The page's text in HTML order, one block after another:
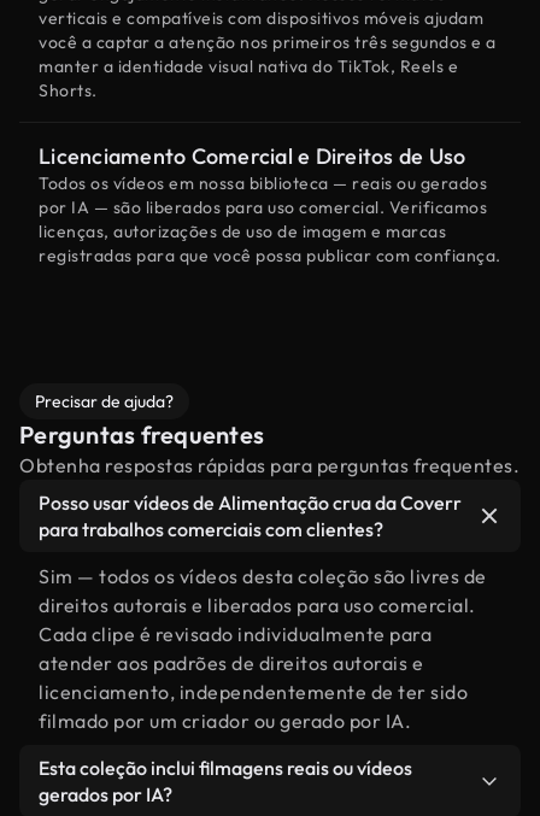
verticais e compatíveis com dispositivos móveis ajudam
você a captar a atenção nos primeiros três segundos e a
manter a identidade visual nativa do TikTok, Reels e
Shorts.
Licenciamento Comercial e Direitos de Uso
Todos os vídeos em nossa biblioteca — reais ou gerados
por IA — são liberados para uso comercial. Verificamos
licenças, autorizações de uso de imagem e marcas
registradas para que você possa publicar com confiança.
Precisar de ajuda?
Perguntas frequentes
Obtenha respostas rápidas para perguntas frequentes.
Posso usar vídeos de Alimentação crua da Coverr
para trabalhos comerciais com clientes?
Sim — todos os vídeos desta coleção são livres de
direitos autorais e liberados para uso comercial.
Cada clipe é revisado individualmente para
atender aos padrões de direitos autorais e
licenciamento, independentemente de ter sido
filmado por um criador ou gerado por IA.
Esta coleção inclui filmagens reais ou vídeos
gerados por IA?